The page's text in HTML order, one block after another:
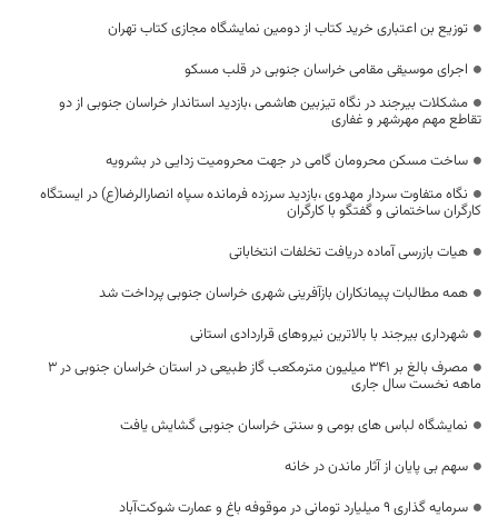
توزیع بن اعتباری خرید کتاب از دومین نمایشگاه مجازی کتاب تهران
اجرای موسیقی مقامی خراسان جنوبی در قلب مسکو
مشکلات بیرجند در نگاه تیزبین هاشمی ،بازدید استاندار خراسان جنوبی از دو
تقاطع مهم مهرشهر و غفاری
ساخت مسکن محرومان گامی در جهت محرومیت زدایی در بشرویه
نگاه متفاوت سردار مهدوی ،بازدید سرزده فرمانده سپاه انصارالرضا(ع) در ایستگاه
کارگران ساختمانی و گفتگو با کارگران
هیات بازرسی آماده دریافت تخلفات انتخاباتی
همه مطالبات پیمانکاران بازآفرینی شهری خراسان جنوبی پرداخت شد
شهرداری بیرجند با بالاترین نیروهای قراردادی استانی
مصرف بالغ بر 341 ميليون مترمکعب گاز طبیعی در استان خراسان جنوبی در 3
ماهه نخست سال جاری
نمایشگاه لباس های بومی و سنتی خراسان جنوبی گشایش یافت
سهم بی پایان از آثار ماندن در خانه
سرمایه گذاری ۹ میلیارد تومانی در موقوفه باغ و عمارت شوکت‌آباد